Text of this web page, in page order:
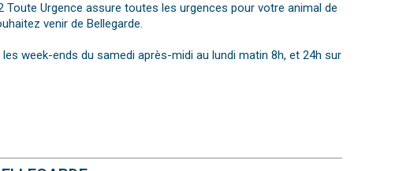
Toute Urgence assure toutes les urgences pour votre animal de
venir de Bellegarde.
week-ends du samedi après-midi au lundi matin 8h, et 24h sur